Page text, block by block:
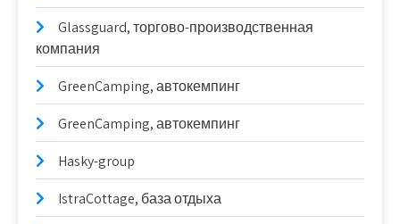
Glassguard, торгово-производственная
компания
GreenCamping, автокемпинг
GreenCamping, автокемпинг
Hasky-group
IstraCottage, база отдыха